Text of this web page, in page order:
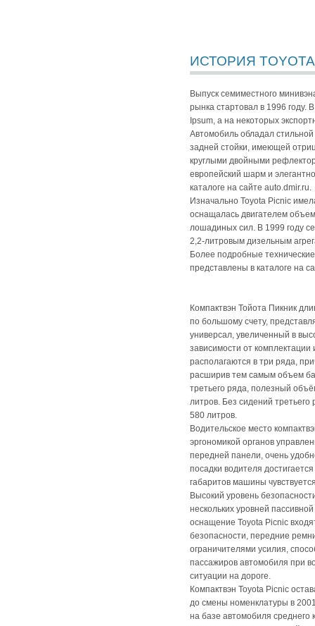
ИСТОРИЯ TOYOTA
Выпуск семиместного
рынка стартовал в 1996 году.
Ipsum, а на некоторых
Автомобиль обладал
задней стойки, имеющей
круглыми двойными
европейский шарм и
каталоге на сайте auto.dmir.ru.
Изначально Toyota Picnic
оснащалась двигателем
лошадиных сил. В 1999 году
2,2-литровым дизельным
Более подробные
представлены в каталоге на
Компактвэн Тойота Пикник
по большому счету,
универсал, увеличенный в
зависимости от
располагаются в три ряда,
расширив тем самым объем
третьего ряда, полезный
литров. Без сидений
580 литров.
Водительское место
эргономикой органов
передней панели, очень
посадки водителя
габаритов машины
Высокий уровень
нескольких уровней
оснащение Toyota Piсnic
безопасности, передние
ограничителями усилия,
пассажиров автомобиля при
ситуации на дороге.
Компактвэн Toyota Piсnic
до смены номенклатуры в
на базе автомобиля среднего